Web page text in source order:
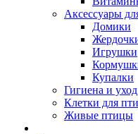
Аксессуары
Домики
Игрушки
Купалки
Гигиена и
Клетки для
Живые птицы